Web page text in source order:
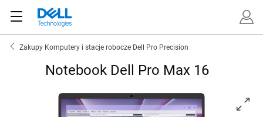
Zakupy Komputery i stacje robocze Dell Pro Precision
Notebook Dell Pro Max 16
View skierowany do przodu Notebook z obsługą dotykową